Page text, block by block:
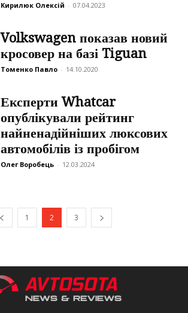
Кирилюк Олексій - 07.04.2023
Volkswagen показав новий
кросовер на базі Tiguan
Томенко Павло - 14.10.2020
Експерти Whatcar
опублікували рейтинг
найненадійніших люксових
автомобілів із пробігом
Олег Воробець - 12.03.2024
1 2 3